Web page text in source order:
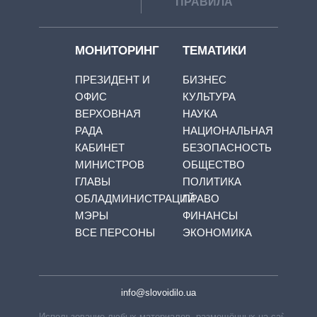
МОНИТОРИНГ
ПРЕЗИДЕНТ И
ОФИС
ВЕРХОВНАЯ
РАДА
КАБИНЕТ
МИНИСТРОВ
ГЛАВЫ
ОБЛАДМИНИСТРАЦИЙ
МЭРЫ
ВСЕ ПЕРСОНЫ
ТЕМАТИКИ
БИЗНЕС
КУЛЬТУРА
НАУКА
НАЦИОНАЛЬНАЯ
БЕЗОПАСНОСТЬ
ОБЩЕСТВО
ПОЛИТИКА
ПРАВО
ФИНАНСЫ
ЭКОНОМИКА
info@slovoidilo.ua